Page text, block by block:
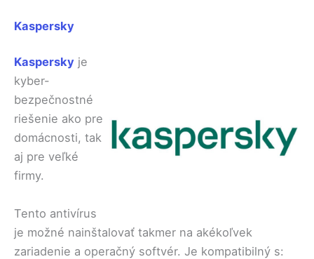
Kaspersky
Kaspersky je
kyber-
bezpečnostné
riešenie ako pre
domácnosti, tak
aj pre veľké
firmy.
Tento antivírus
je možné nainštalovať takmer na akékoľvek
zariadenie a operačný softvér. Je kompatibilný s: